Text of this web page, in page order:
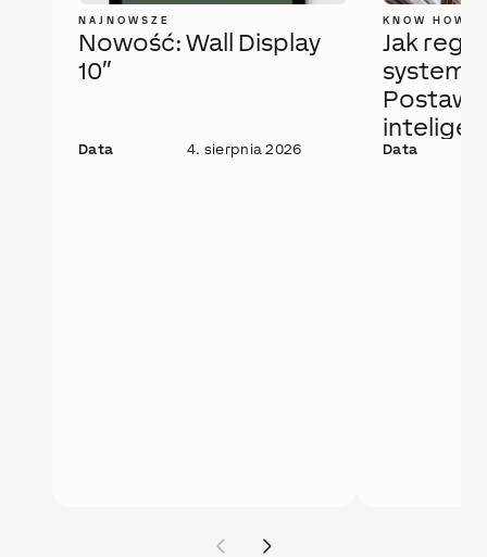
NAJNOWSZE
Nowość: Wall Display
10″
Data 4. sierpnia 2026
KNOW HOW
Jak
system
Postaw
Data